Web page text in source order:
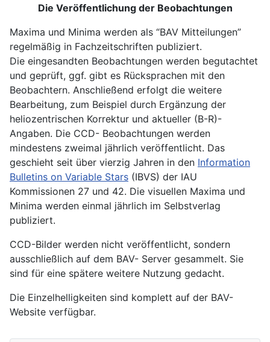
Die Veröffentlichung der Beobachtungen
Maxima und Minima werden als “BAV Mitteilungen”
regelmäßig in Fachzeitschriften publiziert.
Die eingesandten Beobachtungen werden begutachtet
und geprüft, ggf. gibt es Rücksprachen mit den
Beobachtern. Anschließend erfolgt die weitere
Bearbeitung, zum Beispiel durch Ergänzung der
heliozentrischen Korrektur und aktueller (B-R)-
Angaben. Die CCD- Beobachtungen werden
mindestens zweimal jährlich veröffentlicht. Das
geschieht seit über vierzig Jahren in den Information
Bulletins on Variable Stars (IBVS) der IAU
Kommissionen 27 und 42. Die visuellen Maxima und
Minima werden einmal jährlich im Selbstverlag
publiziert.
CCD-Bilder werden nicht veröffentlicht, sondern
ausschließlich auf dem BAV- Server gesammelt. Sie
sind für eine spätere weitere Nutzung gedacht.
Die Einzelhelligkeiten sind komplett auf der BAV-
Website verfügbar.